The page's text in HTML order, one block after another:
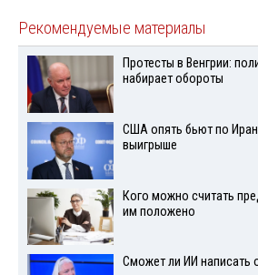
Рекомендуемые материалы
Протесты в Венгрии:
набирает обороты
США опять бьют по
выигрыше
Кого можно считать
им положено
Сможет ли ИИ написать